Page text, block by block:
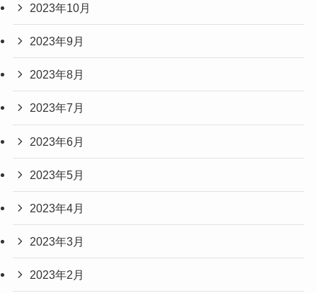
2023年10月
2023年9月
2023年8月
2023年7月
2023年6月
2023年5月
2023年4月
2023年3月
2023年2月